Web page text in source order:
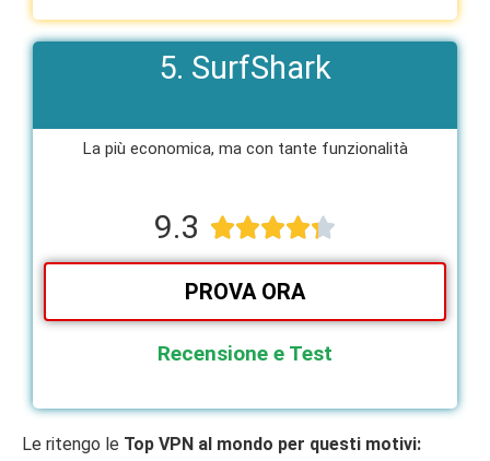
5. SurfShark
La più economica, ma con tante funzionalità​
9.3 
PROVA ORA
Recensione e Test
Le ritengo le Top VPN al mondo per questi motivi: